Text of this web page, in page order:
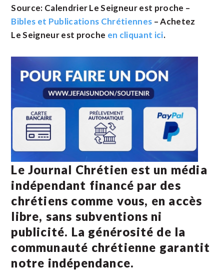
Source: Calendrier Le Seigneur est proche –
Bibles et Publications Chrétiennes – Achetez
Le Seigneur est proche en cliquant ici.
Le Journal Chrétien est un média
indépendant financé par des
chrétiens comme vous, en accès
libre, sans subventions ni
publicité. La générosité de la
communauté chrétienne garantit
notre indépendance.